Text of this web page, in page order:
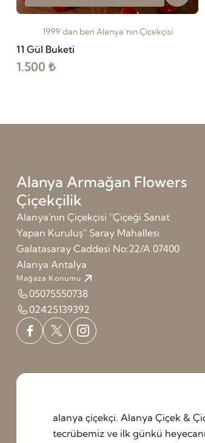
1999’dan beri Alanya’nın Çiçekçisi
11 Gül Buketi
1.500 ₺
Alanya Armağan Flowers
Çiçekçilik
Alanya'nın Çiçekçisi ''Çiçeği Sanat
Yapan Kuruluş'' Saray Mahallesi
Galatasaray Caddesi No:22/A 07400
Alanya Antalya
Mağaza Konumu
05075550738
02425139392
alanya çiçekçi. Alanya Çiçek &
tecrübemiz ve ilk günkü